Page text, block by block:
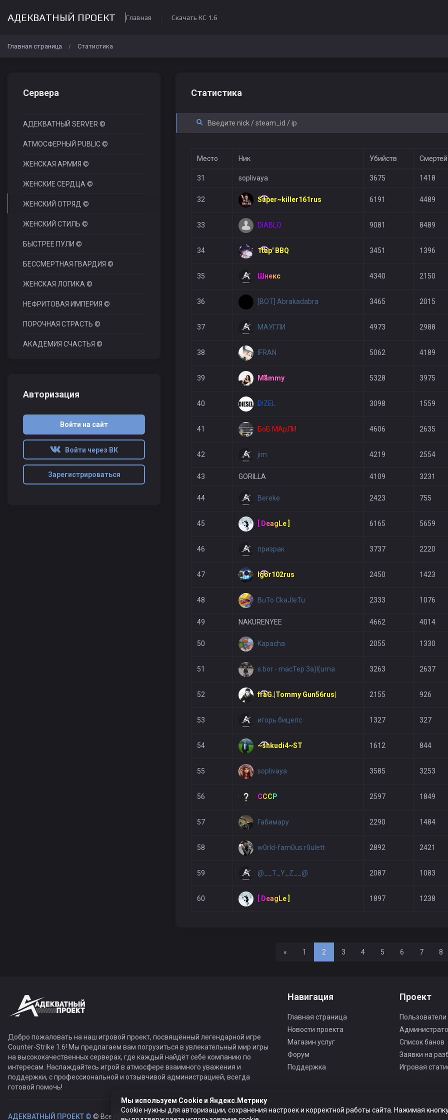
АДЕКВАТНЫЙ ПРОЕКТ Главная Скачать КС 1.6
Главная страница / Статистика
Статистика
Место Ник Убийств Смертей
31 soplivaya 3675 1418
32 Super~killer161rus 6191 4489
33 DIABLO 9081 8489
34 1tap' BBQ 3451 1396
35 Шнекс 4340 2150
36 [BOT] Abrakadabra 3465 2015
37 МАУГЛИ 4973 2988
38 IFRAN 5062 4189
39 Mammy 5328 3975
40 D!ZEL 3098 1559
41 БоБ МАрЛИ 4606 2635
42 jim 4219 2554
43 GORILLA 4109 3231
44 Bereke 2423 755
45 [ DeagLe ] 6165 5659
46 призрак 3737 2220
47 Igor102rus 2450 1423
48 BuTo CkaJIeTu 2333 1076
49 NAKURENYEE 4662 4014
50 Kapacha 2055 1330
51 s.bor - macTep 3a)I(uma 3263 2637
52 fraG.|Tommy Gun56rus| 2155 926
53 игорь бицепс 1327 327
54 ~shkudi4~ST 1612 844
55 soplivaya 3585 3253
56 СССР 2597 1849
57 Габимару 2290 1484
58 w0rld-fam0us.r0ulett 2892 2421
59 @__T_Y_Z__@ 2087 1083
60 [ DeagLe ] 1897 1238
« Назад1 2 3 4 5 6 7 8
Сервера
АДЕКВАТНЫЙ SERVER ©
АТМОСФЕРНЫЙ PUBLIC ©
ЖЕНСКАЯ АРМИЯ ©
ЖЕНСКИЕ СЕРДЦА ©
ЖЕНСКИЙ ОТРЯД ©
ЖЕНСКИЙ СТИЛЬ ©
БЫСТРЕЕ ПУЛИ ©
БЕССМЕРТНАЯ ГВАРДИЯ ©
ЖЕНСКАЯ ЛОГИКА ©
НЕФРИТОВАЯ ИМПЕРИЯ ©
ПОРОЧНАЯ СТРАСТЬ ©
АКАДЕМИЯ СЧАСТЬЯ ©
Авторизация
Войти на сайт
Войти через ВК
Зарегистрироваться
Добро пожаловать на наш игровой проект, посвящённый легендарной игре
Counter-Strike 1.6! Мы предлагаем вам погрузиться в увлекательный мир игры
на высококачественных серверах, где каждый найдёт себе компанию по
интересам. Наслаждайтесь игрой в атмосфере взаимного уважения и
поддержки, с профессиональной и отзывчивой администрацией, всегда
готовой помочь!
Навигация
Главная страница
Новости проекта
Магазин услуг
Форум
Поддержка
Проект
Пользователи
Список банов
Заявки на
Игровая
АДЕКВАТНЫЙ ПРОЕКТ © © Все права защищены
Мы используем Cookie и Яндекс.Метрику
Cookie нужны для авторизации, сохранения настроек и корректной работы сайта. Нажимая